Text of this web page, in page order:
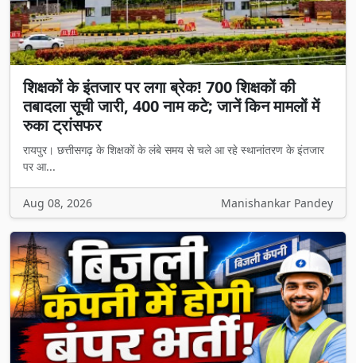
शिक्षकों के इंतजार पर लगा ब्रेक! 700 शिक्षकों की
तबादला सूची जारी, 400 नाम कटे; जानें किन मामलों में
रुका ट्रांसफर
रायपुर। छत्तीसगढ़ के शिक्षकों के लंबे समय से चले आ रहे स्थानांतरण के इंतजार
पर आ...
Aug 08, 2026 Manishankar Pandey